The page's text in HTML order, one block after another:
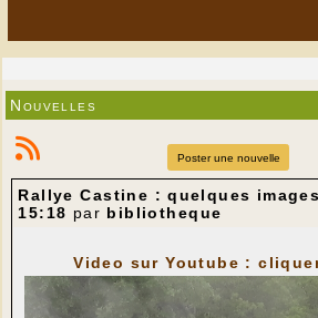
Nouvelles
Poster une nouvelle
Rallye Castine : quelques images
15:18 par bibliotheque
Video sur Youtube :